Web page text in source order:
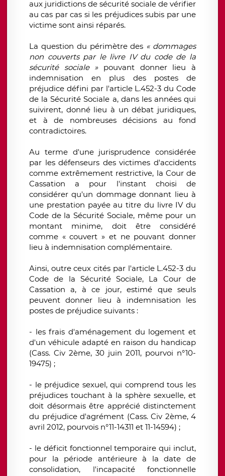
aux juridictions de sécurité sociale de vérifier
au cas par cas si les préjudices subis par une
victime sont ainsi réparés.
La question du périmètre des « dommages
non couverts par le livre IV du code de la
sécurité sociale » pouvant donner lieu à
indemnisation en plus des postes de
préjudice défini par l'article L.452-3 du Code
de la Sécurité Sociale a, dans les années qui
suivirent, donné lieu à un débat juridiques,
et à de nombreuses décisions au fond
contradictoires.
Au terme d'une jurisprudence considérée
par les défenseurs des victimes d'accidents
comme extrêmement restrictive, la Cour de
Cassation a pour l'instant choisi de
considérer qu'un dommage donnant lieu à
une prestation payée au titre du livre IV du
Code de la Sécurité Sociale, même pour un
montant minime, doit être considéré
comme « couvert » et ne pouvant donner
lieu à indemnisation complémentaire.
Ainsi, outre ceux cités par l'article L.452-3 du
Code de la Sécurité Sociale, La Cour de
Cassation a, à ce jour, estimé que seuls
peuvent donner lieu à indemnisation les
postes de préjudice suivants :
- les frais d'aménagement du logement et
d'un véhicule adapté en raison du handicap
(Cass. Civ 2ème, 30 juin 2011, pourvoi n°10-
19475) ;
- le préjudice sexuel, qui comprend tous les
préjudices touchant à la sphère sexuelle, et
doit désormais être apprécié distinctement
du préjudice d'agrément (Cass. Civ 2ème, 4
avril 2012, pourvois n°11-14311 et 11-14594) ;
- le déficit fonctionnel temporaire qui inclut,
pour la période antérieure à la date de
consolidation, l'incapacité fonctionnelle